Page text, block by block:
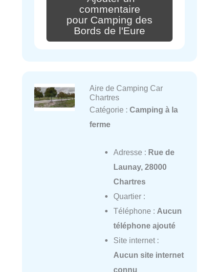
commentaire
pour Camping des
Bords de l'Eure
Aire de Camping Car
Chartres
Catégorie : Camping à la
ferme
Adresse : Rue de
Launay, 28000
Chartres
Quartier :
Téléphone : Aucun
téléphone ajouté
Site internet :
Aucun site internet
connu